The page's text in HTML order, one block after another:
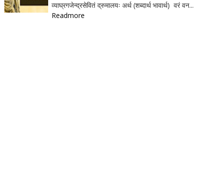
व्याघ्रगजेन्द्रसेवितं द्रुमालयः अर्थ (शब्दार्थ भावार्थ) वरं वन...
Readmore